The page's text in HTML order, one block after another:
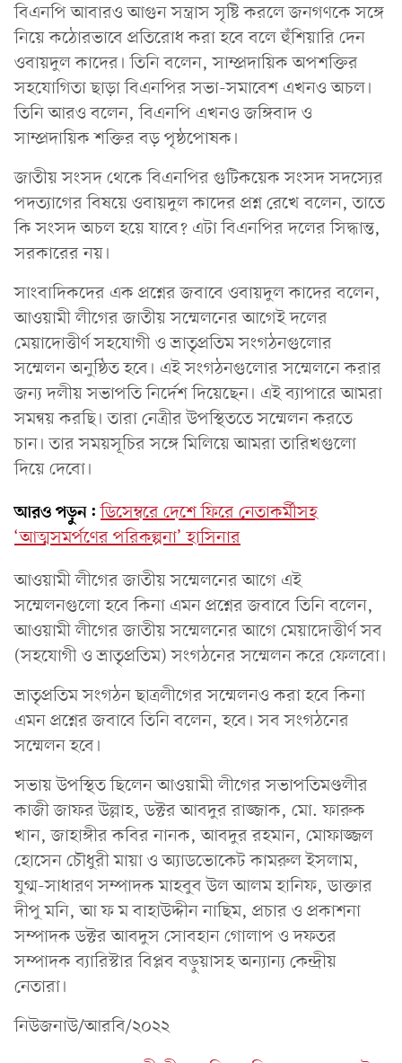
বিএনপি আবারও আগুন সন্ত্রাস সৃষ্টি করলে জনগণকে সঙ্গে
নিয়ে কঠোরভাবে প্রতিরোধ করা হবে বলে হুঁশিয়ারি দেন
ওবায়দুল কাদের। তিনি বলেন, সাম্প্রদায়িক অপশক্তির
সহযোগিতা ছাড়া বিএনপির সভা-সমাবেশ এখনও অচল।
তিনি আরও বলেন, বিএনপি এখনও জঙ্গিবাদ ও
সাম্প্রদায়িক শক্তির বড় পৃষ্ঠপোষক।
জাতীয় সংসদ থেকে বিএনপির গুটিকয়েক সংসদ সদস্যের
পদত্যাগের বিষয়ে ওবায়দুল কাদের প্রশ্ন রেখে বলেন, তাতে
কি সংসদ অচল হয়ে যাবে? এটা বিএনপির দলের সিদ্ধান্ত,
সরকারের নয়।
সাংবাদিকদের এক প্রশ্নের জবাবে ওবায়দুল কাদের বলেন,
আওয়ামী লীগের জাতীয় সম্মেলনের আগেই দলের
মেয়াদোত্তীর্ণ সহযোগী ও ভ্রাতৃপ্রতিম সংগঠনগুলোর
সম্মেলন অনুষ্ঠিত হবে। এই সংগঠনগুলোর সম্মেলনে করার
জন্য দলীয় সভাপতি নির্দেশ দিয়েছেন। এই ব্যাপারে আমরা
সমন্বয় করছি। তারা নেত্রীর উপস্থিততে সম্মেলন করতে
চান। তার সময়সূচির সঙ্গে মিলিয়ে আমরা তারিখগুলো
দিয়ে দেবো।
আরও পড়ুন: ডিসেম্বরে দেশে ফিরে নেতাকর্মীসহ
‘আত্মসমর্পণের পরিকল্পনা’ হাসিনার
আওয়ামী লীগের জাতীয় সম্মেলনের আগে এই
সম্মেলনগুলো হবে কিনা এমন প্রশ্নের জবাবে তিনি বলেন,
আওয়ামী লীগের জাতীয় সম্মেলনের আগে মেয়াদোত্তীর্ণ সব
(সহযোগী ও ভ্রাতৃপ্রতিম) সংগঠনের সম্মেলন করে ফেলবো।
ভ্রাতৃপ্রতিম সংগঠন ছাত্রলীগের সম্মেলনও করা হবে কিনা
এমন প্রশ্নের জবাবে তিনি বলেন, হবে। সব সংগঠনের
সম্মেলন হবে।
সভায় উপস্থিত ছিলেন আওয়ামী লীগের সভাপতিমণ্ডলীর
কাজী জাফর উল্লাহ, ডক্টর আবদুর রাজ্জাক, মো. ফারুক
খান, জাহাঙ্গীর কবির নানক, আবদুর রহমান, মোফাজ্জল
হোসেন চৌধুরী মায়া ও অ্যাডভোকেট কামরুল ইসলাম,
যুগ্ম-সাধারণ সম্পাদক মাহবুব উল আলম হানিফ, ডাক্তার
দীপু মনি, আ ফ ম বাহাউদ্দীন নাছিম, প্রচার ও প্রকাশনা
সম্পাদক ডক্টর আবদুস সোবহান গোলাপ ও দফতর
সম্পাদক ব্যারিস্টার বিপ্লব বড়ুয়াসহ অন্যান্য কেন্দ্রীয়
নেতারা।
নিউজনাউ/আরবি/২০২২